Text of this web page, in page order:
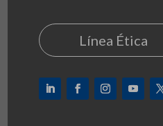
Línea Ética